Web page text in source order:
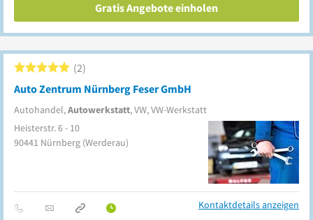
Gratis Angebote einholen
Auto Zentrum Nürnberg Feser GmbH
Autohandel,Autowerkstatt, VW, VW-Werkstatt
2
Heisterstr. 6 - 10
90441 Nürnberg (Werderau)
Kontaktdetails anzeigen